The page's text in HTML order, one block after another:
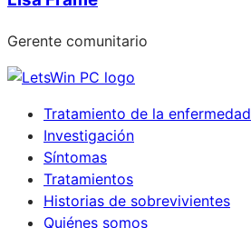
Gerente comunitario
Tratamiento de la enfermedad
Investigación
Síntomas
Tratamientos
Historias de sobrevivientes
Quiénes somos